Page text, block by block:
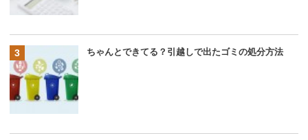
ちゃんとできてる？引越しで出たゴミの処分方法